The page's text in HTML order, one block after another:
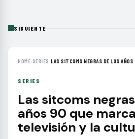
SIGUIENTE
HOME› SERIES ›LAS SITCOMS NEGRAS DE LOS
SERIES
Las sitcoms
años 90 que
televisión y la